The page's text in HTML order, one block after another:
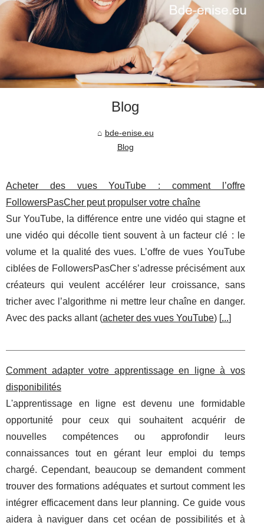
Blog
bde-enise.eu
Blog
Acheter des vues YouTube : comment l’offre
FollowersPasCher peut propulser votre chaîne
Sur YouTube, la différence entre une vidéo qui stagne et
une vidéo qui décolle tient souvent à un facteur clé : le
volume et la qualité des vues. L’offre de vues YouTube
ciblées de FollowersPasCher s’adresse précisément aux
créateurs qui veulent accélérer leur croissance, sans
tricher avec l’algorithme ni mettre leur chaîne en danger.
Avec des packs allant (acheter des vues YouTube) [...]
Comment adapter votre apprentissage en ligne à vos
disponibilités
L'apprentissage en ligne est devenu une formidable
opportunité pour ceux qui souhaitent acquérir de
nouvelles compétences ou approfondir leurs
connaissances tout en gérant leur emploi du temps
chargé. Cependant, beaucoup se demandent comment
trouver des formations adéquates et surtout comment les
intégrer efficacement dans leur planning. Ce guide vous
aidera à naviguer dans cet océan de possibilités et à